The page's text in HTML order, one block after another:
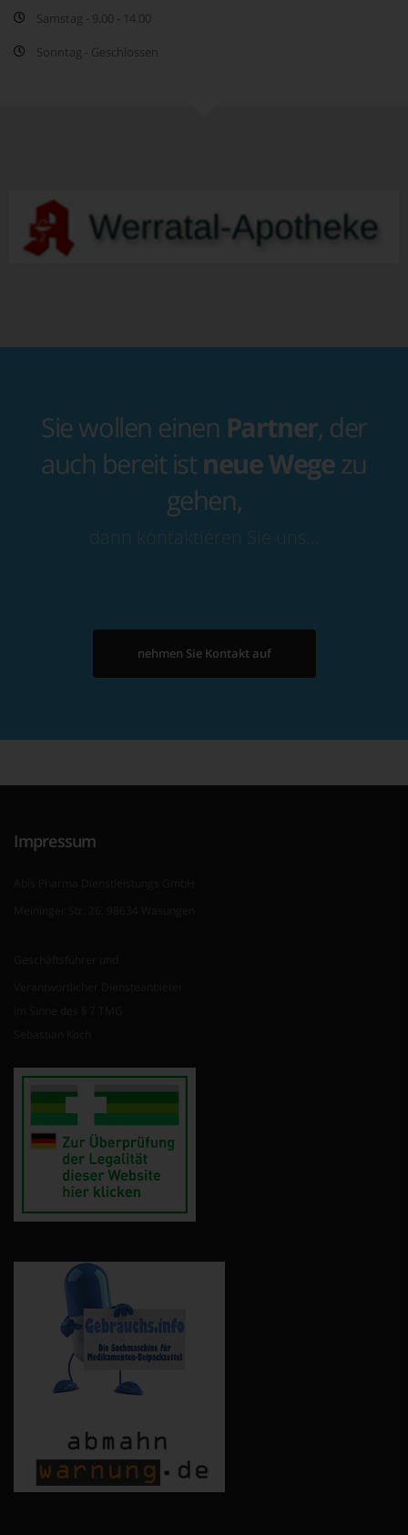
Samstag - 9.00 - 14.00
Sonntag - Geschlossen
Sie wollen einen Partner, der
auch bereit ist neue Wegezu
gehen,
dann kontaktieren Sie uns…
nehmen Sie Kontakt auf
Impressum